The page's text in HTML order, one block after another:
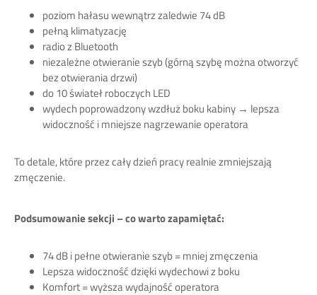
poziom hałasu wewnątrz zaledwie 74 dB
pełną klimatyzację
radio z Bluetooth
niezależne otwieranie szyb (górną szybę można otworzyć
bez otwierania drzwi)
do 10 świateł roboczych LED
wydech poprowadzony wzdłuż boku kabiny → lepsza
widoczność i mniejsze nagrzewanie operatora
To detale, które przez cały dzień pracy realnie zmniejszają
zmęczenie.
Podsumowanie sekcji – co warto zapamiętać:
74 dB i pełne otwieranie szyb = mniej zmęczenia
Lepsza widoczność dzięki wydechowi z boku
Komfort = wyższa wydajność operatora